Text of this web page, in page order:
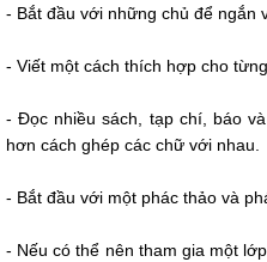
- Bắt đầu với những chủ để ngắn
- Viết một cách thích hợp cho
- Đọc nhiều sách, tạp chí, báo
hơn cách ghép các chữ với nhau.
- Bắt đầu với một phác thảo và
- Nếu có thể nên tham gia một